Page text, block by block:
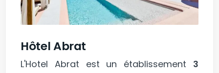
Hôtel Abrat
L'Hotel Abrat est un établissement 3